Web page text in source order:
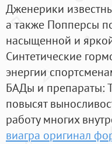
Дженерики
а также Попперсы
насыщенной и
Синтетические
энергии
БАДы и препараты:
повысят
работу многих
виагра оригинал